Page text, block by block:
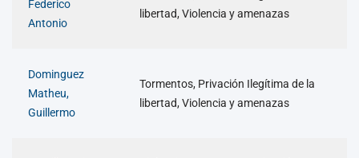
Federico
Antonio
libertad, Violencia y amenazas
Dominguez
Matheu,
Guillermo
Tormentos, Privación Ilegítima de la
libertad, Violencia y amenazas